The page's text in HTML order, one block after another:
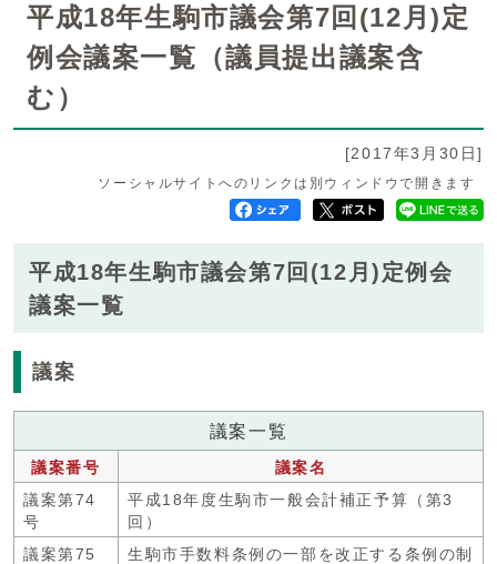
平成18年生駒市議会第7回(12月)定
例会議案一覧（議員提出議案含
む）
[2017年3月30日]
ソーシャルサイトへのリンクは別ウィンドウで開きます
平成18年生駒市議会第7回(12月)定例会
議案一覧
議案
議案一覧
議案番号
議案名
議案第74
号
平成18年度生駒市一般会計補正予算（第3
回）
議案第75
生駒市手数料条例の一部を改正する条例の制